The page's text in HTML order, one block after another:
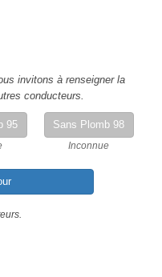
invitons à renseigner la
conducteurs.
95 Sans Plomb 98
Inconnue